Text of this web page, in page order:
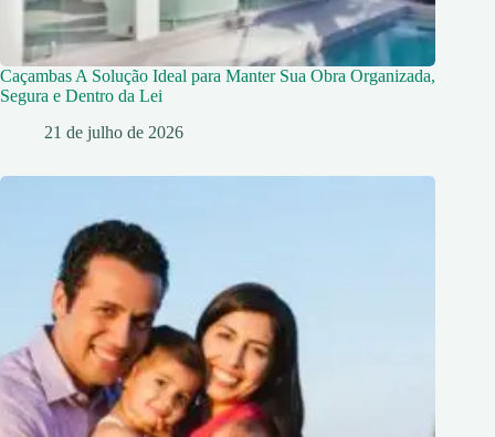
Caçambas A Solução Ideal para Manter Sua Obra Organizada,
Segura e Dentro da Lei
21 de julho de 2026